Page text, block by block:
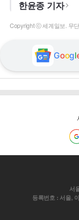
한윤종 기자
Copyright ⓒ 세계일보. 무
Googl
서
등록번호 : 서울,